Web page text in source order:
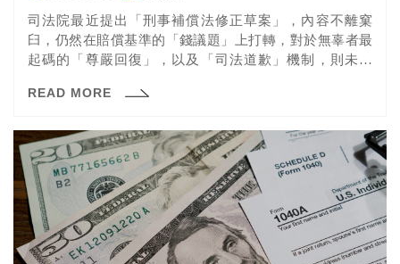
司法院最近提出「刑事補償法修正草案」，內容不離窠
臼，仍然在賠償基準的「錢議題」上打轉，對於無辜者最
起碼的「尊嚴回復」，以及「司法道歉」機制，則未納
拒不認錯」的心態。
READ MORE